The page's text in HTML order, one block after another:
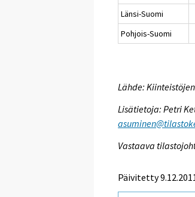
Länsi-Suomi
Pohjois-Suomi
Lähde:
Lisätietoja: Petri
Vastaava
Päivitetty